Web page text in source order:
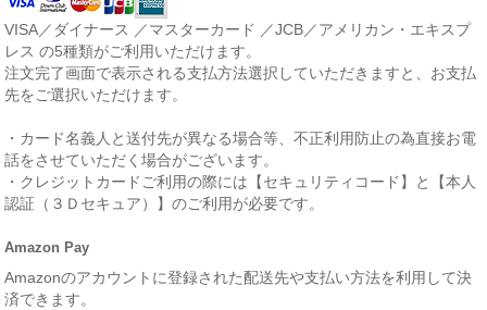
VISA／ダイナース ／マスターカード ／JCB／アメリカン・エキスプ
レス の5種類がご利用いただけます。
注文完了画面で表示される支払方法選択していただきますと、お支払
先をご選択いただけます。
・カード名義人と送付先が異なる場合等、不正利用防止の為直接お電
話をさせていただく場合がございます。
・クレジットカードご利用の際には【セキュリティコード】と【本人
認証（３Ｄセキュア）】のご利用が必要です。
Amazon Pay
Amazonのアカウントに登録された配送先や支払い方法を利用して決
済できます。